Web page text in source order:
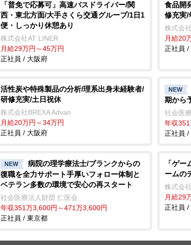
「普免で応募可」高速バスドライバー/関
西・東北方面/大手さくら交通グループ/1日1
便・しっかり休憩あり
株式会社AT LINER
月給29万円～45万円
正社員 / 大阪府
食品開
修充実/
株式会
月給20
正社員 /
活性炭や特殊製品の分析/理系出身未経験者/
研修充実/土日祝休
株式会社BREXA Advan
月給20万円～34万円
正社員 / 大阪府
NEW
期から
社会医
年収
正社員 /
NEW
病院の理学療法士/ブランクからの
復職を全力サポート手厚いフォロー体制と
ベテラン多数の環境で安心の再スタート
社会医療法人財団 仁医会
年収351万3,600円～471万3,600円
正社員 / 東京都
「ゲ
ームの
株式会
月給29
正社員 /